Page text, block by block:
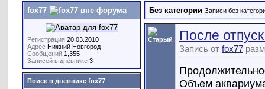
Без категории Записи без
После
Запись от fox77
Объем
fox77
Регистрация 20.03.2010
Адрес Нижний Новгород
Сообщений 1,355
Записей в дневнике 3
Поиск в дневнике fox77